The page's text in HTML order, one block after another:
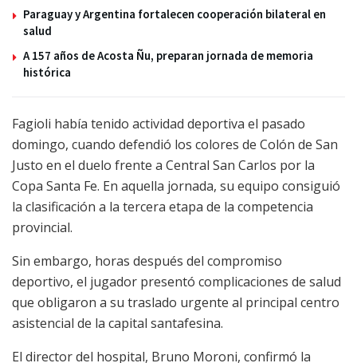
Paraguay y Argentina fortalecen cooperación bilateral en
salud
A 157 años de Acosta Ñu, preparan jornada de memoria
histórica
Fagioli había tenido actividad deportiva el pasado
domingo, cuando defendió los colores de Colón de San
Justo en el duelo frente a Central San Carlos por la
Copa Santa Fe. En aquella jornada, su equipo consiguió
la clasificación a la tercera etapa de la competencia
provincial.
Sin embargo, horas después del compromiso
deportivo, el jugador presentó complicaciones de salud
que obligaron a su traslado urgente al principal centro
asistencial de la capital santafesina.
El director del hospital, Bruno Moroni, confirmó la